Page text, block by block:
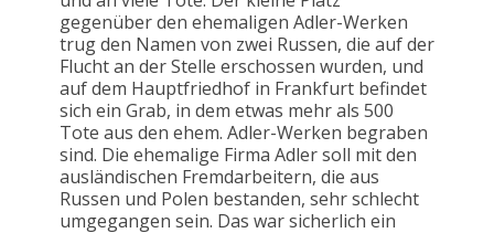
gegenüber den ehemaligen Adler-Werken
trug den Namen von zwei Russen, die auf der
Flucht an der Stelle erschossen wurden, und
auf dem Hauptfriedhof in Frankfurt befindet
sich ein Grab, in dem etwas mehr als 500
Tote aus den ehem. Adler-Werken begraben
sind. Die ehemalige Firma Adler soll mit den
ausländischen Fremdarbeitern, die aus
Russen und Polen bestanden, sehr schlecht
umgegangen sein. Das war sicherlich ein